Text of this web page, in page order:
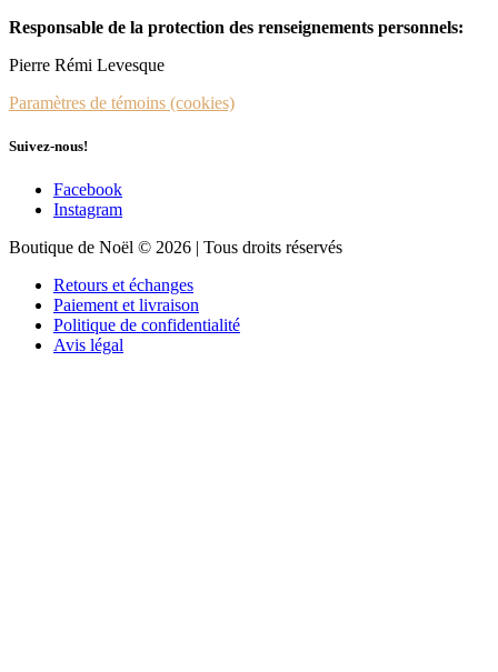
Responsable de la protection des renseignements personnels:
Pierre Rémi Levesque
Paramètres de témoins (cookies)
Suivez-nous!
Facebook
Instagram
Boutique de Noël © 2026 | Tous droits réservés
Retours et échanges
Paiement et livraison
Politique de confidentialité
Avis légal